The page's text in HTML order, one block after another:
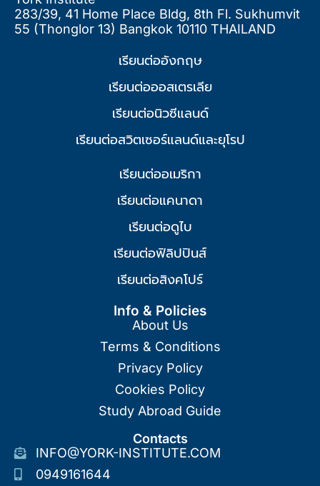
283/39, 41 Home Place Bldg, 8th Fl. Sukhumvit
55 (Thonglor 13) Bangkok 10110 THAILAND
เรียนต่ออังกฤษ
เรียนต่อออสเตรเลีย
เรียนต่อนิวซีแลนด์
เรียนต่อสวิตเซอร์แลนด์และยุโรป
เรียนต่ออเมริกา
เรียนต่อแคนาดา
เรียนต่อดูไบ
เรียนต่อฟิลิปปินส์
เรียนต่อสิงคโปร์
Info & Policies
About Us
Terms & Conditions
Privacy Policy
Cookies Policy
Study Abroad Guide
Contacts
INFO@YORK-INSTITUTE.COM
0949161644